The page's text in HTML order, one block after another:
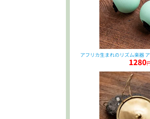
アフリカ生まれのリズム楽器
1280